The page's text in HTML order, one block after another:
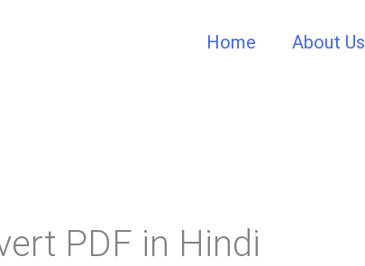
Home About Us
PDF in Hindi